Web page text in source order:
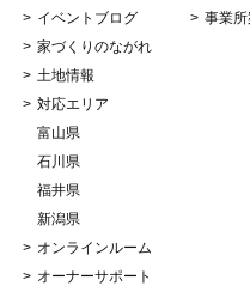
イベントブログ
家づくりのながれ
土地情報
対応エリア
富山県
石川県
福井県
新潟県
オンラインルーム
オーナーサポート
事業所